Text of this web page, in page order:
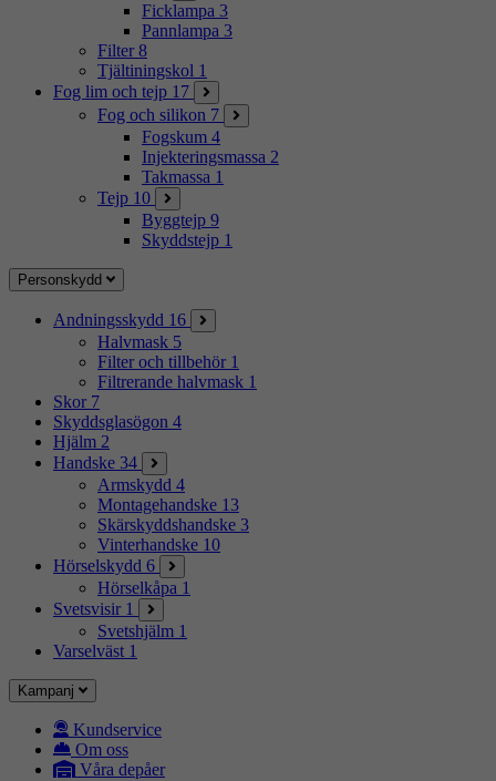
Ficklampa 3
Pannlampa 3
Filter 8
Tjältiningskol 1
Fog lim och tejp 17
Fog och silikon 7
Fogskum 4
Injekteringsmassa 2
Takmassa 1
Tejp 10
Byggtejp 9
Skyddstejp 1
Personskydd
Andningsskydd 16
Halvmask 5
Filter och tillbehör 1
Filtrerande halvmask 1
Skor 7
Skyddsglasögon 4
Hjälm 2
Handske 34
Armskydd 4
Montagehandske 13
Skärskyddshandske 3
Vinterhandske 10
Hörselskydd 6
Hörselkåpa 1
Svetsvisir 1
Svetshjälm 1
Varselväst 1
Kampanj
Kundservice
Om oss
Våra depåer